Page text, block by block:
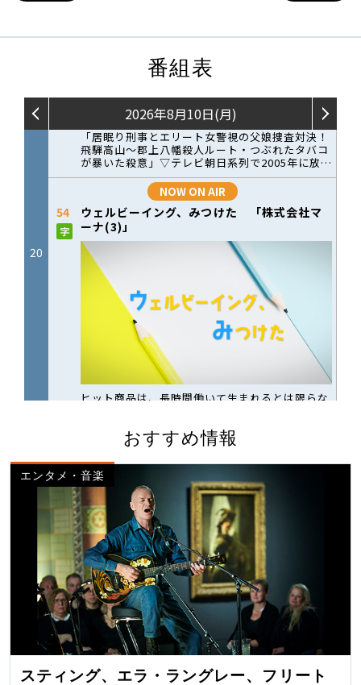
番組表
おすすめ情報
エンタメ・音楽
スティング、エラ・ラングレー、フリート